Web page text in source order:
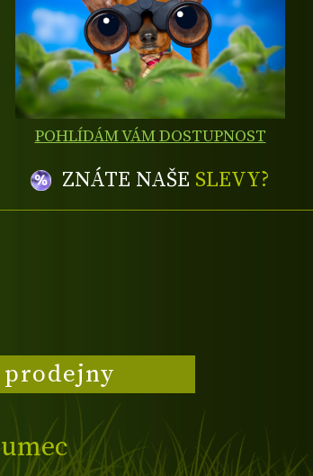
POHLÍDÁM VÁM DOSTUPNOST
ZNÁTE NAŠE SLEVY?
prodejny